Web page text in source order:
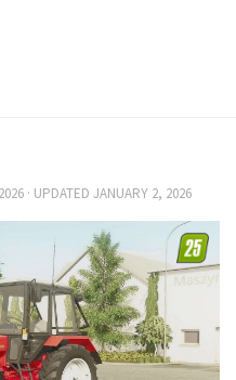
· UPDATED JANUARY 2, 2026